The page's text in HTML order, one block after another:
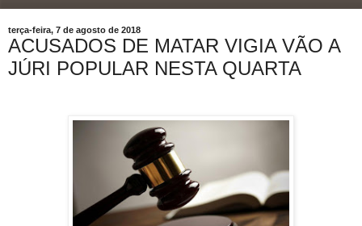
terça-feira, 7 de agosto de 2018
ACUSADOS DE MATAR VIGIA VÃO A
JÚRI POPULAR NESTA QUARTA